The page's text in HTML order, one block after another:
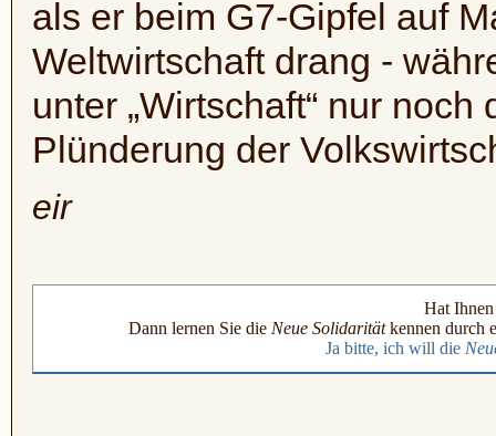
als er beim G7-Gipfel auf
Weltwirtschaft drang -
unter „Wirtschaft“ nur
Plünderung der
eir
Hat
Dann lernen Sie die Neue Solidaritätkennen durch
Ja bitte, ich will die